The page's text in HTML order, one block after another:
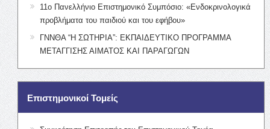
11ο Πανελλήνιο Επιστημονικό Συμπόσιο: «Ενδοκρινολογικά
προβλήματα του παιδιού και του εφήβου»
ΓΝΝΘΑ “Η ΣΩΤΗΡΙΑ”: ΕΚΠΑΙΔΕΥΤΙΚΟ ΠΡΟΓΡΑΜΜΑ
ΜΕΤΑΓΓΙΣΗΣ ΑΙΜΑΤΟΣ ΚΑΙ ΠΑΡΑΓΩΓΩΝ
Επιστημονικοί Τομείς